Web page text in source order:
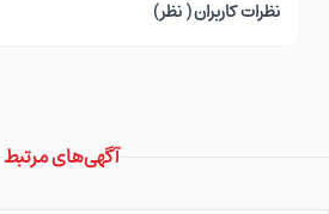
نظرات کاربران ( نظر)
آگهی‌های مرتبط